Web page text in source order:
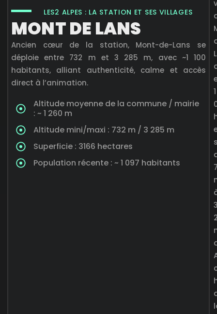
LES2 ALPES : LA STATION ET SES VILLAGES
MONT DE LANS
Ancien cœur de la station, Mont-de-Lans se
déploie entre 732 m et 3 285 m, avec ~1 100
habitants, alliant authenticité, calme et accès
direct à l’animation.
Altitude moyenne de la commune / mairie
: ~ 1 260 m
Altitude mini/maxi : 732 m / 3 285 m
Superficie : 3166 hectares
Population récente : ~ 1 097 habitants
1